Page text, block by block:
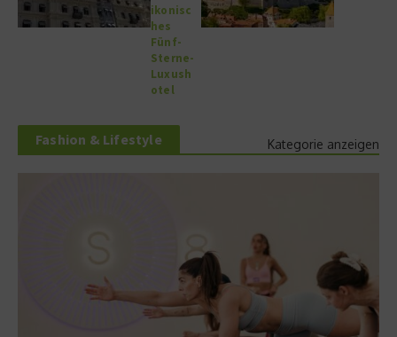
ikonisc
hes
Fünf-
Sterne-
Luxush
otel
Fashion & Lifestyle Kategorie anzeigen